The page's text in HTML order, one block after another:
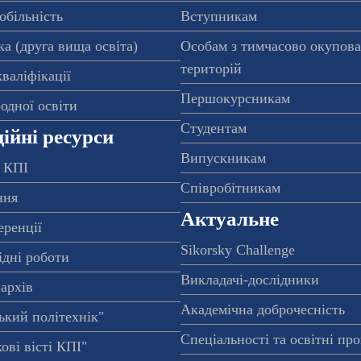
(друга вища освіта)
освіти
ресурси
КПІ
роботи
політехнік"
вісті КПІ"
Вступникам
Особам з тимчасово
територій
Першокурсникам
Студентам
Випускникам
Співробітникам
Актуальне
Sikorsky Challenge
Викладачі-дослідники
Академічна доброчесність
Спеціальності та освітні